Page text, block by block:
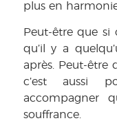
plus en
Peut-être que si
qu’il y a
après. Peut-être
c’est aussi
accompagner
souffrance.